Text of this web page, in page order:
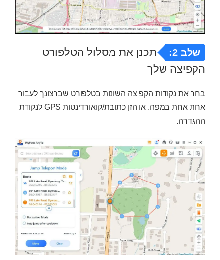
שלב 2:
תכנן את מסלול הטלפורט
הקפיצה שלך
בחר את נקודות הקפיצה השונות בטלפורט שברצונך לעבור
אחת אחת במפה. או הזן כתובת/קואורדינטות GPS לנקודת
ההגדרה.